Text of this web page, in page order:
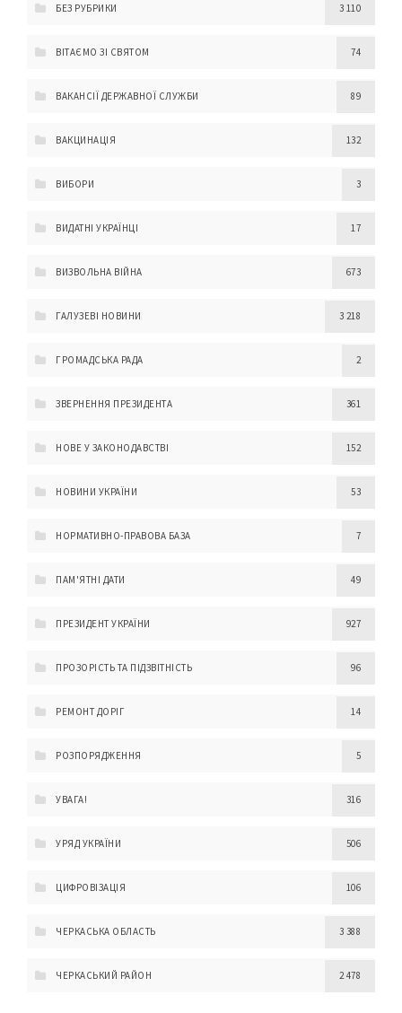
БЕЗ РУБРИКИ 3 110
ВІТАЄМО ЗІ СВЯТОМ 74
ВАКАНСІЇ ДЕРЖАВНОЇ СЛУЖБИ 89
ВАКЦИНАЦІЯ 132
ВИБОРИ 3
ВИДАТНІ УКРАЇНЦІ 17
ВИЗВОЛЬНА ВІЙНА 673
ГАЛУЗЕВІ НОВИНИ 3 218
ГРОМАДСЬКА РАДА 2
ЗВЕРНЕННЯ ПРЕЗИДЕНТА 361
НОВЕ У ЗАКОНОДАВСТВІ 152
НОВИНИ УКРАЇНИ 53
НОРМАТИВНО-ПРАВОВА БАЗА 7
ПАМ'ЯТНІ ДАТИ 49
ПРЕЗИДЕНТ УКРАЇНИ 927
ПРОЗОРІСТЬ ТА ПІДЗВІТНІСТЬ 96
РЕМОНТ ДОРІГ 14
РОЗПОРЯДЖЕННЯ 5
УВАГА! 316
УРЯД УКРАЇНИ 506
ЦИФРОВІЗАЦІЯ 106
ЧЕРКАСЬКА ОБЛАСТЬ 3 388
ЧЕРКАСЬКИЙ РАЙОН 2 478